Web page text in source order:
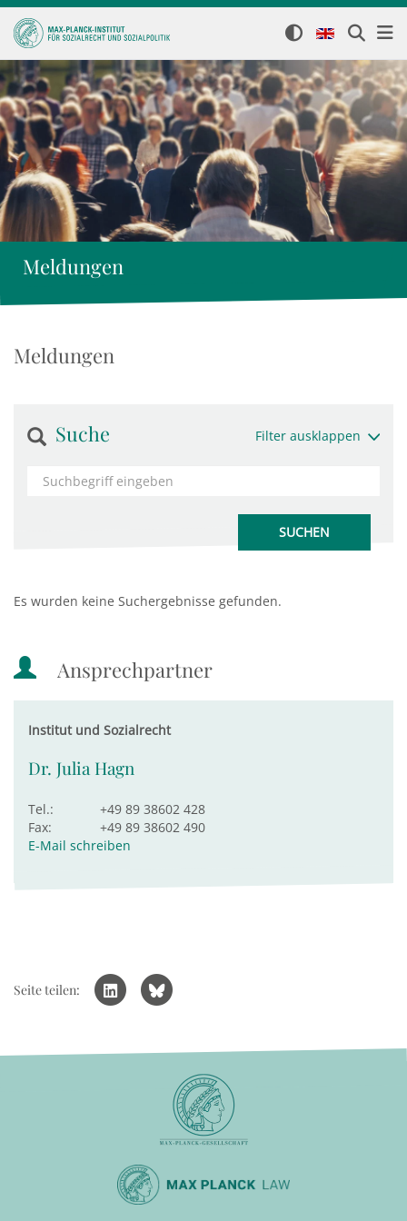
Meldungen
Meldungen
Suche Filter ausklappen
Es wurden keine Suchergebnisse gefunden.
Ansprechpartner
Institut und Sozialrecht
Dr. Julia Hagn
Tel.:
+49 89 38602 428
Fax:
+49 89 38602 490
E-Mail schreiben
Seite teilen: